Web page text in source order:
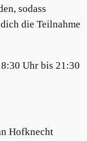
sodass
die Teilnahme
Uhr bis 21:30
Hofknecht